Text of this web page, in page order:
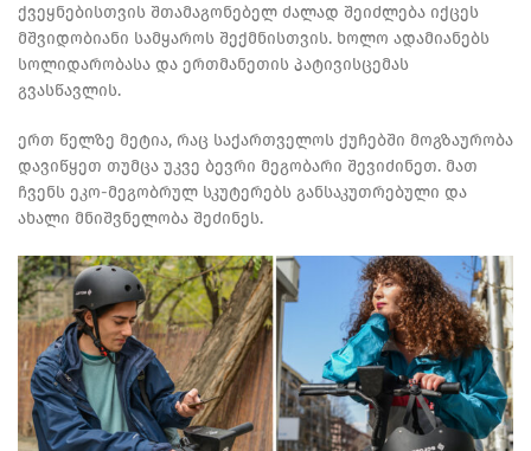
ქვეყნებისთვის შთამაგონებელ ძალად შეიძლება იქცეს
მშვიდობიანი სამყაროს შექმნისთვის. ხოლო ადამიანებს
სოლიდარობასა და ერთმანეთის პატივისცემას
გვასწავლის.
ერთ წელზე მეტია, რაც საქართველოს ქუჩებში მოგზაურობა
დავიწყეთ თუმცა უკვე ბევრი მეგობარი შევიძინეთ. მათ
ჩვენს ეკო-მეგობრულ სკუტერებს განსაკუთრებული და
ახალი მნიშვნელობა შეძინეს.